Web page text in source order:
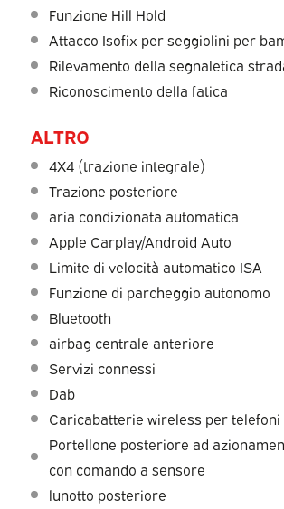
Funzione Hill Hold
Attacco Isofix per seggiolini per
Rilevamento della segnaletica
Riconoscimento della fatica
ALTRO
4X4 (trazione integrale)
Trazione posteriore
aria condizionata automatica
Apple Carplay/Android Auto
Limite di velocità automatico ISA
Funzione di parcheggio autonomo
Bluetooth
airbag centrale anteriore
Servizi connessi
Dab
Caricabatterie wireless per
Portellone posteriore ad
con comando a sensore
lunotto posteriore